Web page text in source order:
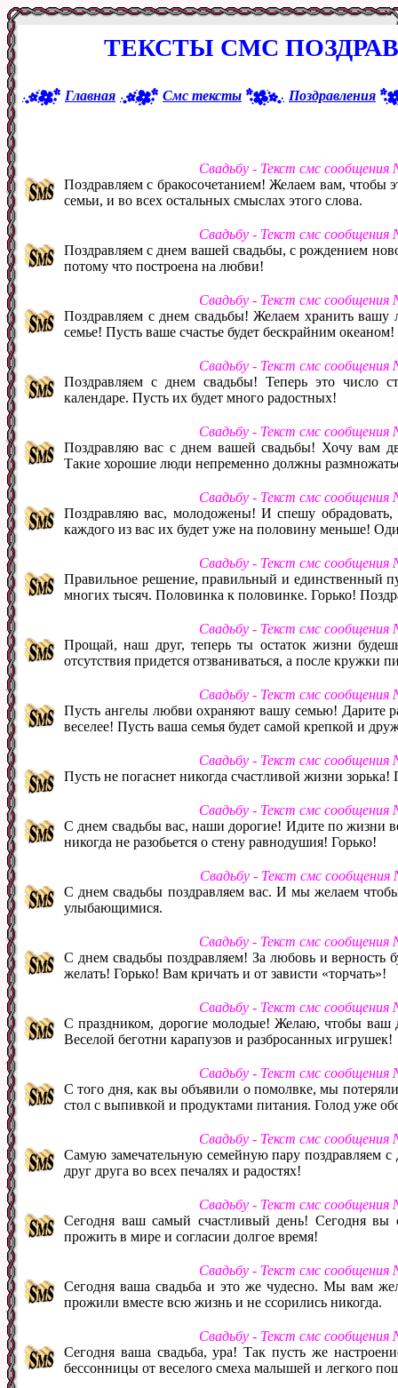
ТЕКСТЫ СМС
Главная Смс тексты Поздравления
Свадьбу - Текст смс
Поздравляем с бракосочетанием! Желаем вам, чтобы
семьи, и во всех остальных смыслах этого слова.
Свадьбу - Текст смс
Поздравляем с днем вашей свадьбы, с рождением
потому что построена на любви!
Свадьбу - Текст смс
Поздравляем с днем свадьбы! Желаем хранить
семье! Пусть ваше счастье будет бескрайним океаном!
Свадьбу - Текст смс
Поздравляем с днем свадьбы! Теперь это число
календаре. Пусть их будет много радостных!
Свадьбу - Текст смс
Поздравляю вас с днем вашей свадьбы! Хочу вам
Такие хорошие люди непременно должны
Свадьбу - Текст смс
Поздравляю вас, молодожены! И спешу обрадовать,
каждого из вас их будет уже на половину меньше!
Свадьбу - Текст смс
Правильное решение, правильный и единственный
многих тысяч. Половинка к половинке. Горько!
Свадьбу - Текст смс
Прощай, наш друг, теперь ты остаток жизни
отсутствия придется отзваниваться, а после кружки
Свадьбу - Текст смс
Пусть ангелы любви охраняют вашу семью! Дарите
веселее! Пусть ваша семья будет самой крепкой и
Свадьбу - Текст смс
Пусть не погаснет никогда счастливой жизни зорька!
Свадьбу - Текст смс
С днем свадьбы вас, наши дорогие! Идите по жизни
никогда не разобьется о стену равнодушия! Горько!
Свадьбу - Текст смс
С днем свадьбы поздравляем вас. И мы желаем
улыбающимися.
Свадьбу - Текст смс
С днем свадьбы поздравляем! За любовь и
желать! Горько! Вам кричать и от зависти «торчать»!
Свадьбу - Текст смс
С праздником, дорогие молодые! Желаю, чтобы ваш
Веселой беготни карапузов и разбросанных игрушек!
Свадьбу - Текст смс
С того дня, как вы объявили о помолвке, мы
стол с выпивкой и продуктами питания. Голод уже
Свадьбу - Текст смс
Самую замечательную семейную пару поздравляем
друг друга во всех печалях и радостях!
Свадьбу - Текст смс
Сегодня ваш самый счастливый день! Сегодня
прожить в мире и согласии долгое время!
Свадьбу - Текст смс
Сегодня ваша свадьба и это же чудесно. Мы вам
прожили вместе всю жизнь и не ссорились никогда.
Свадьбу - Текст смс
Сегодня ваша свадьба, ура! Так пусть же
бессонницы от веселого смеха малышей и легкого